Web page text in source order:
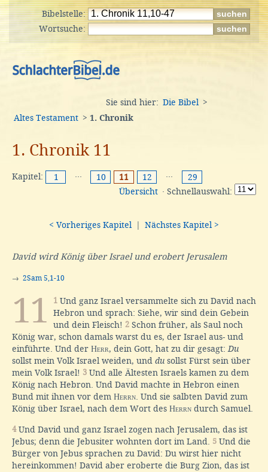
Bibelstelle:
Wortsuche:
Sie sind hier: Die Bibel
>
Altes Testament > 1. Chronik
1. Chronik 11
Kapitel: 1 ··· 10 11 12 ···
29
Übersicht · Schnellauswahl:
< Vorheriges Kapitel Nächstes Kapitel >
David wird König über Israel und erobert Jerusalem
→ 2Sam 5,1-10
11 1 Und ganz Israel versammelte sich zu David nach
Hebron und sprach: Siehe, wir sind dein Gebein
und dein Fleisch! 2 Schon früher, als Saul noch
König war, schon damals warst du es, der Israel aus- und
einführte. Und der Herr, dein Gott, hat zu dir gesagt: Du
sollst mein Volk Israel weiden, und du sollst Fürst sein über
mein Volk Israel! 3 Und alle Ältesten Israels kamen zu dem
König nach Hebron. Und David machte in Hebron einen
Bund mit ihnen vor dem Herrn . Und sie salbten David zum
König über Israel, nach dem Wort des Herrn durch Samuel.
4Und David und ganz Israel zogen nach Jerusalem, das ist
Jebus; denn die Jebusiter wohnten dort im Land. 5 Und die
Bürger von Jebus sprachen zu David: Du wirst hier nicht
hereinkommen! David aber eroberte die Burg Zion, das ist